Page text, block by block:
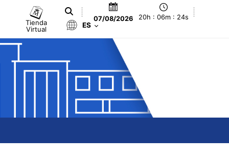
Tienda
Virtual
07/08/2026 20h : 06m : 24s
ES